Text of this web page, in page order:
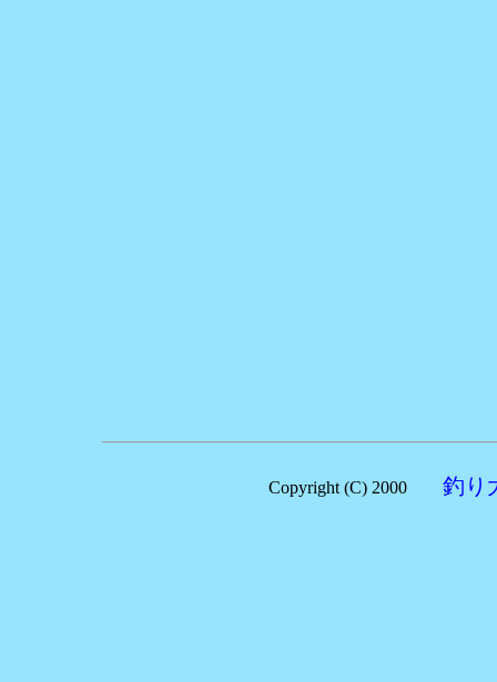
Copyright (C) 2000 釣り